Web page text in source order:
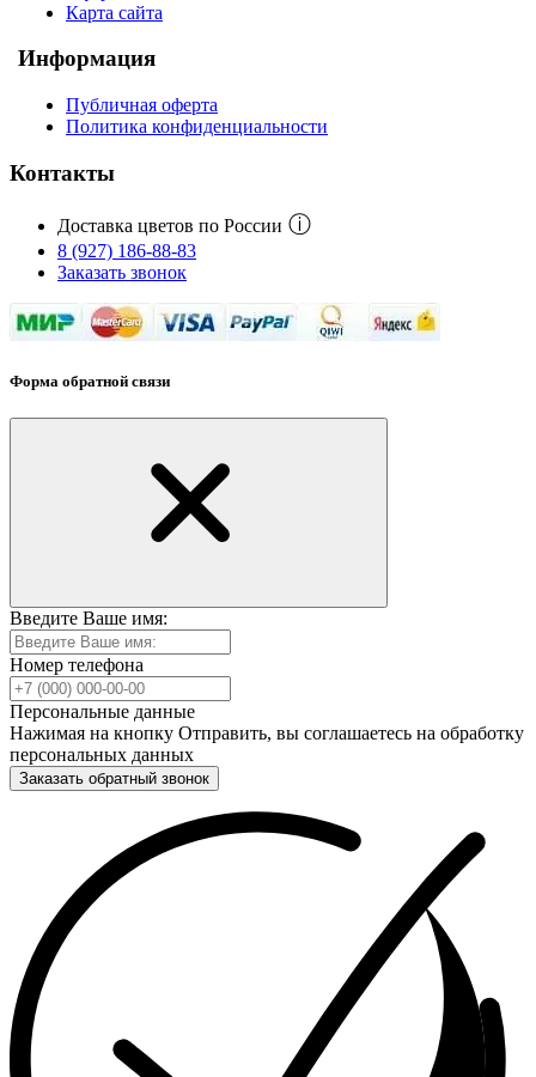
Карта сайта
Информация
Публичная оферта
Политика конфиденциальности
Контакты
Доставка цветов по России ⓘ
8 (927) 186-88-83
Заказать звонок
Форма обратной связи
Введите Ваше имя:
Номер телефона
Персональные данные
Нажимая на кнопку Отправить, вы соглашаетесь на обработку
персональных данных
Заказать обратный звонок